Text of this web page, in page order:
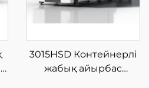
3015HSD Контейнерлі
жабық айырбас